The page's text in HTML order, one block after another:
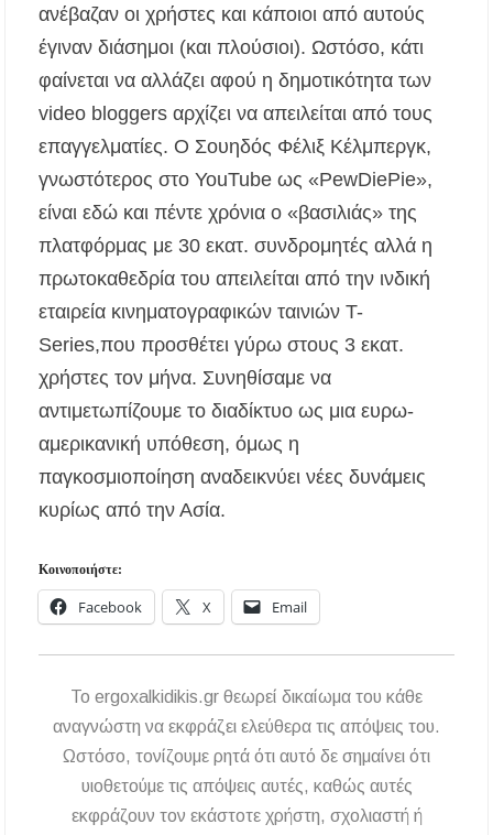
ανέβαζαν οι χρήστες και κάποιοι από αυτούς
έγιναν διάσημοι (και πλούσιοι). Ωστόσο, κάτι
φαίνεται να αλλάζει αφού η δημοτικότητα των
video bloggers αρχίζει να απειλείται από τους
επαγγελματίες. Ο Σουηδός Φέλιξ Κέλμπεργκ,
γνωστότερος στο YouTube ως «PewDiePie»,
είναι εδώ και πέντε χρόνια ο «βασιλιάς» της
πλατφόρμας με 30 εκατ. συνδρομητές αλλά η
πρωτοκαθεδρία του απειλείται από την ινδική
εταιρεία κινηματογραφικών ταινιών T-
Series,που προσθέτει γύρω στους 3 εκατ.
χρήστες τον μήνα. Συνηθίσαμε να
αντιμετωπίζουμε το διαδίκτυο ως μια ευρω-
αμερικανική υπόθεση, όμως η
παγκοσμιοποίηση αναδεικνύει νέες δυνάμεις
κυρίως από την Ασία.
Κοινοποιήστε:
Facebook X Email
To ergoxalkidikis.gr θεωρεί δικαίωμα του κάθε
αναγνώστη να εκφράζει ελεύθερα τις απόψεις του.
Ωστόσο, τονίζουμε ρητά ότι αυτό δε σημαίνει ότι
υιοθετούμε τις απόψεις αυτές, καθώς αυτές
εκφράζουν τον εκάστοτε χρήστη, σχολιαστή ή